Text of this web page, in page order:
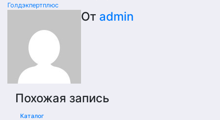
Голдэкпертплюс
От admin
Похожая запись
Каталог